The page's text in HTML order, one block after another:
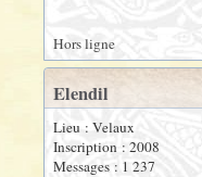
Hors ligne
Elendil
Lieu : Velaux
Inscription : 2008
Messages : 1 237